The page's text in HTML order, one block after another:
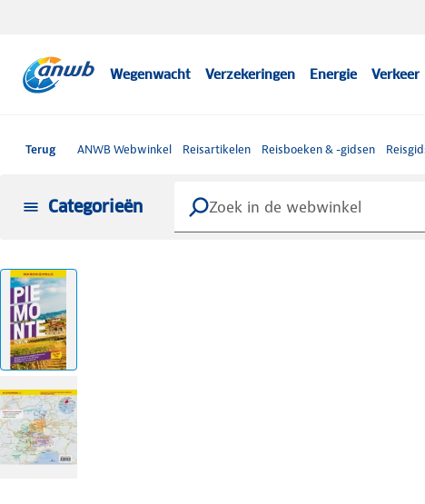
Wegenwacht Verzekeringen Energie Verkeer
Terug ANWB Webwinkel Reisartikelen Reisboeken & -gidsen
Categorieën